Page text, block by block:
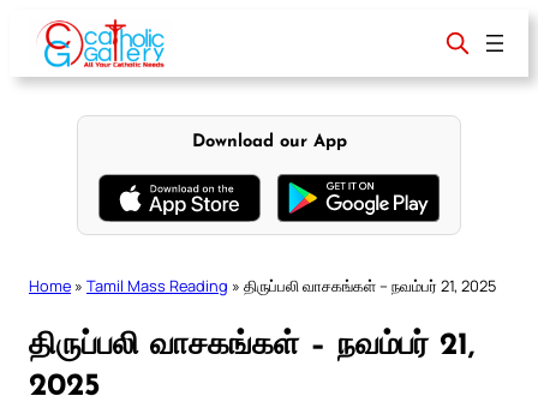
content
Download our App
Home » Tamil Mass Reading » திருப்பலி வாசகங்கள் – நவம்பர் 21, 2025
திருப்பலி வாசகங்கள் – நவம்பர் 21,
2025